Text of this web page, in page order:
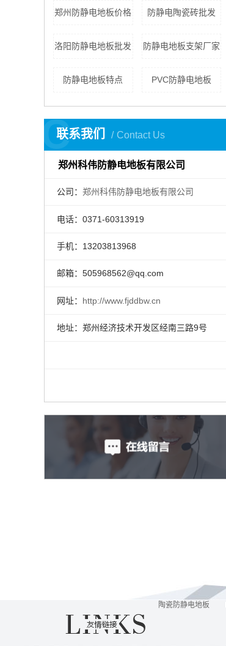
郑州防静电地板价格 防静电陶瓷砖批发
洛阳防静电地板批发 防静电地板支架厂家
防静电地板特点 PVC防静电地板
联系我们 Contact Us
C
郑州科伟防静电地板有限公司
公司： 郑州科伟防静电地板有限公司
电话：0371-60313919
手机：13203813968
邮箱：505968562@qq.com
网址： http://www.fjddbw.cn
地址：郑州经济技术开发区经南三路9号
陶瓷防静电地板